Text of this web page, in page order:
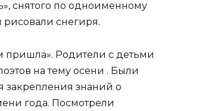
снятого по одноименному
рисовали снегиря.
пришла». Родители с детьми
на тему осени . Были
знаний о
года. Посмотрели